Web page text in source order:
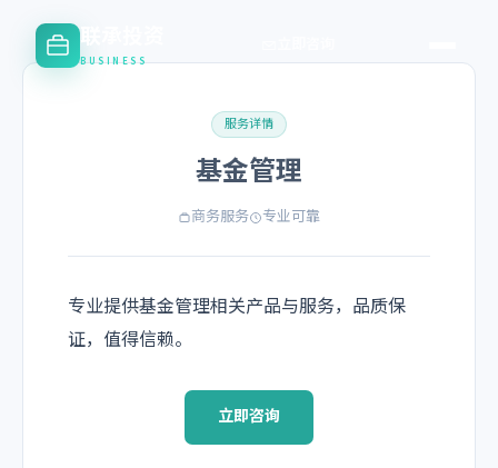
联承投资
BUSINESS
服务详情
基金管理
商务服务 专业可靠
专业提供基金管理相关产品与服务，品质保
证，值得信赖。
立即咨询